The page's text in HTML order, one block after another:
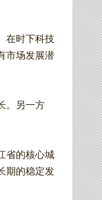
在时下科技
市场发展潜
。另一方
省的核心城
期的稳定发